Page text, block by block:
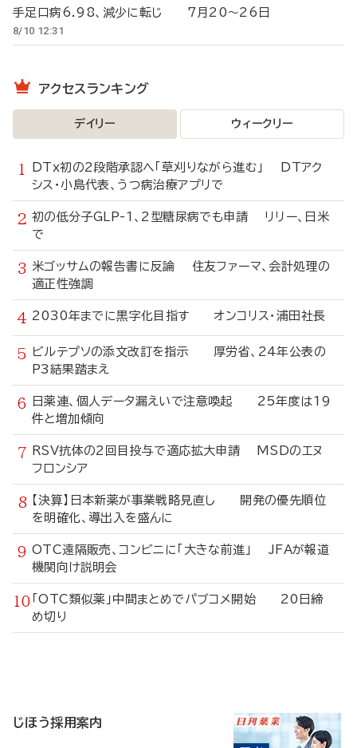
手足口病6.98、減少に転じ 7月20～26日
8/10 12:31
アクセスランキング
デイリー ウィークリー
DTx初の2段階承認へ「草刈りながら進む」 DTアク
シス・小島代表、うつ病治療アプリで
初の低分子GLP-1、2型糖尿病でも申請 リリー、日米
で
米ゴッサムの報告書に反論 住友ファーマ、会計処理の
適正性強調
2030年までに黒字化目指す オンコリス・浦田社長
ビルテプソの添文改訂を指示 厚労省、24年公表の
P3結果踏まえ
日薬連、個人データ漏えいで注意喚起 25年度は19
件と増加傾向
RSV抗体の2回目投与で適応拡大申請 MSDのエヌ
フロンシア
【決算】日本新薬が事業戦略見直し 開発の優先順位
を明確化、導出入を盛んに
OTC遠隔販売、コンビニに「大きな前進」 JFAが報道
機関向け説明会
「OTC類似薬」中間まとめでパブコメ開始 20日締
め切り
じほう採用案内